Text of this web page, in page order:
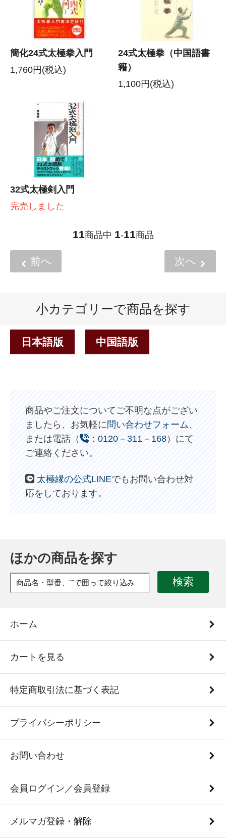
簡化24式太極拳入門
1,760円(税込)
24式太極拳（中国語書
籍）
1,100円(税込)
32式太極剣入門
完売しました
11商品中 1-11商品
前へ 次へ
小カテゴリーで商品を探す
日本語版 中国語版
商品やご注文についてご不明な点がござい
ましたら、お気軽に 問い合わせフォーム 、
または電話（
：0120－311－168）にて
ご連絡ください。
太極縁の公式LINEでもお問い合わせ対
応をしております。
ほかの商品を探す
検索
ホーム
カートを見る
特定商取引法に基づく表記
プライバシーポリシー
お問い合わせ
会員ログイン／会員登録
メルマガ登録・解除